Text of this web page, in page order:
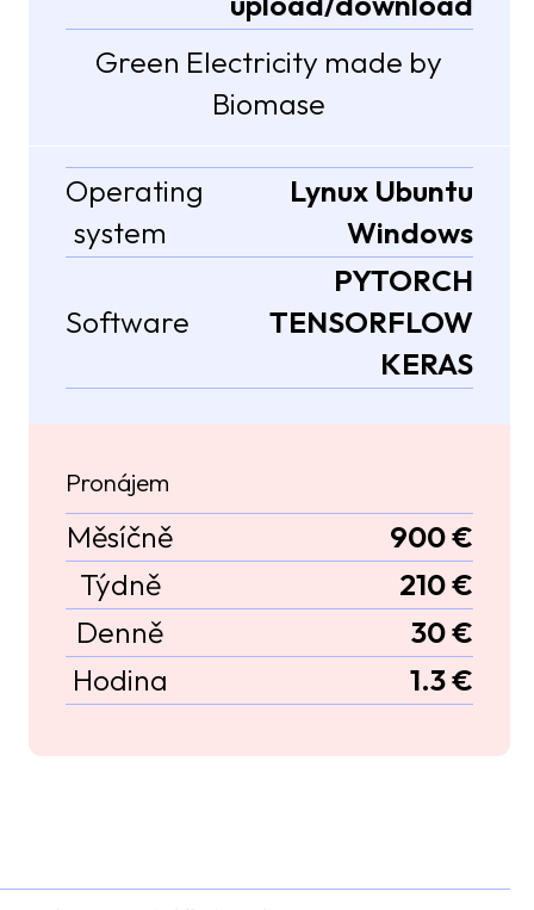
Green Electricity made by
Biomase
Operating
system
Lynux Ubuntu
Windows
Software
PYTORCH
TENSORFLOW
KERAS
Pronájem
Měsíčně
900 €
Týdně
210 €
Denně
30 €
Hodina
1.3 €